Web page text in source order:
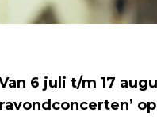
6 juli t/m 17